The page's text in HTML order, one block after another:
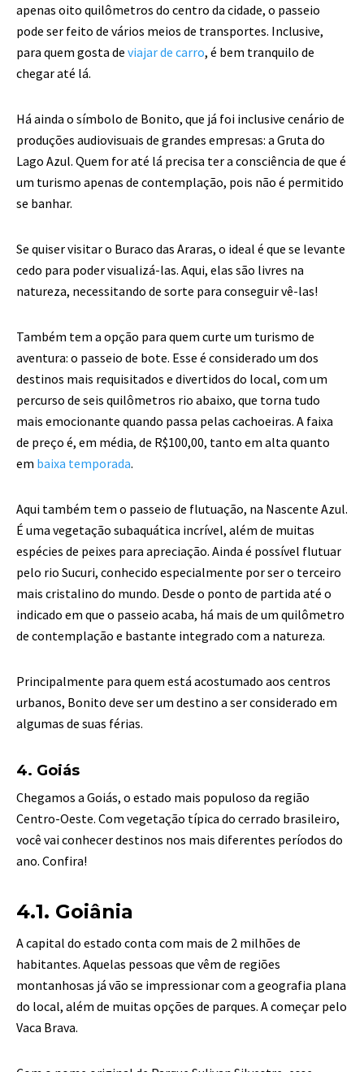
apenas oito quilômetros do centro da cidade, o passeio
pode ser feito de vários meios de transportes. Inclusive,
para quem gosta de viajar de carro, é bem tranquilo de
chegar até lá.
Há ainda o símbolo de Bonito, que já foi inclusive cenário de
produções audiovisuais de grandes empresas: a Gruta do
Lago Azul. Quem for até lá precisa ter a consciência de que é
um turismo apenas de contemplação, pois não é permitido
se banhar.
Se quiser visitar o Buraco das Araras, o ideal é que se levante
cedo para poder visualizá-las. Aqui, elas são livres na
natureza, necessitando de sorte para conseguir vê-las!
Também tem a opção para quem curte um turismo de
aventura: o passeio de bote. Esse é considerado um dos
destinos mais requisitados e divertidos do local, com um
percurso de seis quilômetros rio abaixo, que torna tudo
mais emocionante quando passa pelas cachoeiras. A faixa
de preço é, em média, de R$100,00, tanto em alta quanto
em baixa temporada.
Aqui também tem o passeio de flutuação, na Nascente Azul.
É uma vegetação subaquática incrível, além de muitas
espécies de peixes para apreciação. Ainda é possível flutuar
pelo rio Sucuri, conhecido especialmente por ser o terceiro
mais cristalino do mundo. Desde o ponto de partida até o
indicado em que o passeio acaba, há mais de um quilômetro
de contemplação e bastante integrado com a natureza.
Principalmente para quem está acostumado aos centros
urbanos, Bonito deve ser um destino a ser considerado em
algumas de suas férias.
4. Goiás
Chegamos a Goiás, o estado mais populoso da região
Centro-Oeste. Com vegetação típica do cerrado brasileiro,
você vai conhecer destinos nos mais diferentes períodos do
ano. Confira!
4.1. Goiânia
A capital do estado conta com mais de 2 milhões de
habitantes. Aquelas pessoas que vêm de regiões
montanhosas já vão se impressionar com a geografia plana
do local, além de muitas opções de parques. A começar pelo
Vaca Brava.